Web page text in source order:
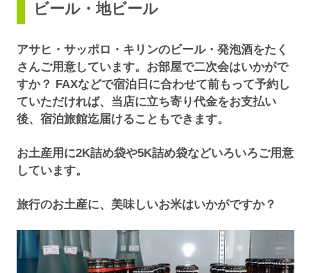
ビール・地ビール
アサヒ・サッポロ・キリンのビール・発泡酒をたく
さんご用意しています。お部屋で二次会はいかがで
すか？ FAXなどで宿泊日に合わせて前もって予約し
ていただければ、当店に立ち寄り代金をお支払い
後、宿泊旅館迄届けることもできます。
お土産用に2K詰め袋や5K詰め袋などいろいろご用意
しています。
旅行のお土産に、美味しいお米はいかがですか？